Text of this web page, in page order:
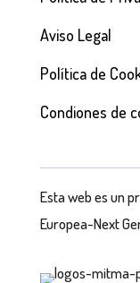
Aviso Legal
Política de
Condiones de
Esta web es un
Europea-Next